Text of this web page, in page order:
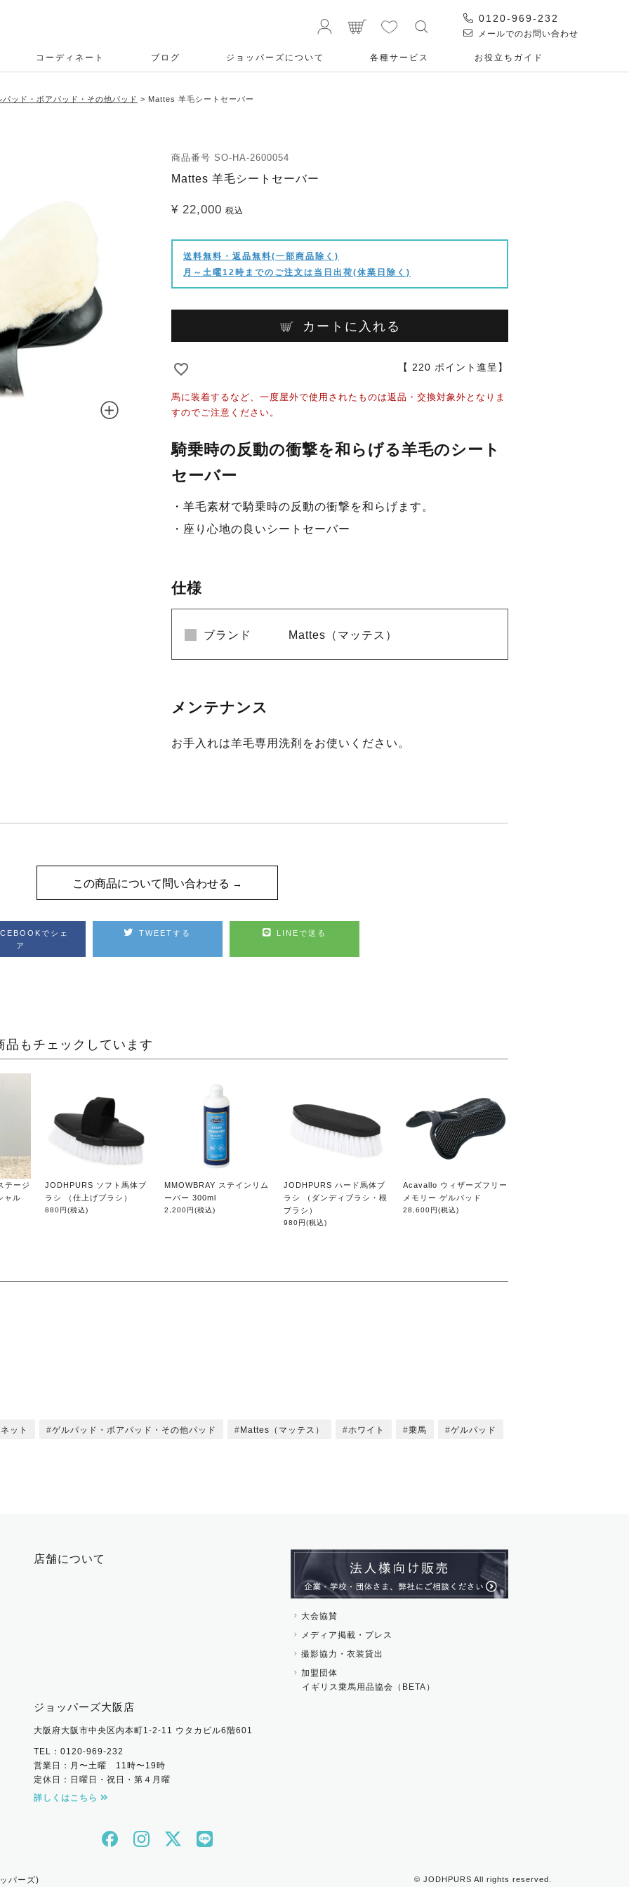
0120-969-232
メールでのお問い合わせ
コーディネート ブログ ジョッパーズについて 各種サービス お役⽴ちガイド
パッド・ボアパッド・その他パッド Mattes 羊毛シートセーバー
商品番号 SO-HA-2600054
Mattes 羊毛シートセーバー
¥ 22,000 税込
送料無料・返品無料(一部商品除く)
月～土曜12時までのご注文は当日出荷(休業日除く)
カートに入れる
【 220 ポイント進呈】
馬に装着するなど、一度屋外で使用されたものは返品・交換対象外となりま
すのでご注意ください。
騎乗時の反動の衝撃を和らげる羊毛のシート
セーバー
・羊毛素材で騎乗時の反動の衝撃を和らげます。
・座り心地の良いシートセーバー
仕様
ブランド Mattes（マッテス）
メンテナンス
お手入れは羊毛専用洗剤をお使いください。
この商品について問い合わせる
でシェ
ア
TWEETする LINEで送る
もチェックしています
テージ
ャル
JODHPURS ソフト馬体ブ
ラシ （仕上げブラシ）
880円(税込)
MMOWBRAY ステインリム
ーバー 300ml
2,200円(税込)
JODHPURS ハード馬体ブ
ラシ （ダンディブラシ・根
ブラシ）
980円(税込)
Acavallo ウィザーズフリー
メモリー ゲルパッド
28,600円(税込)
ット ゲルパッド・ボアパッド・その他パッド Mattes（マッテス） ホワイト 乗馬 ゲルパッド
店舗について
ジョッパーズ大阪店
大阪府大阪市中央区内本町1-2-11 ウタカビル6階601
TEL：0120-969-232
営業日：月〜土曜 11時〜19時
定休日：日曜日・祝日・第４月曜
詳しくはこちら
大会協賛
メディア掲載・プレス
撮影協力・衣装貸出
加盟団体
イギリス乗馬用品協会（BETA）
パーズ) © JODHPURS All rights reserved.